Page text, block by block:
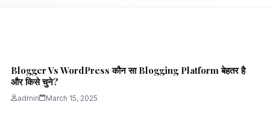
WordPress पर फ्री ब्लॉग कैसे बनाये और पैसे कमाए
– केवल 5 मिनट में
admin March 15, 2025
Blogger Vs WordPress कौन सा Blogging Platform बेहतर है
और किसे चुने?
admin March 15, 2025